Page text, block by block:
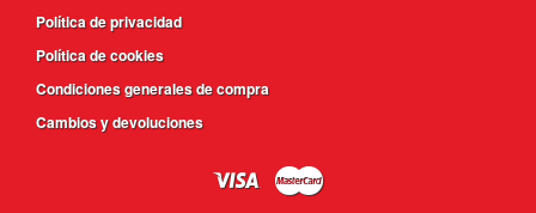
Política de privacidad
Política de cookies
Condiciones generales de compra
Cambios y devoluciones